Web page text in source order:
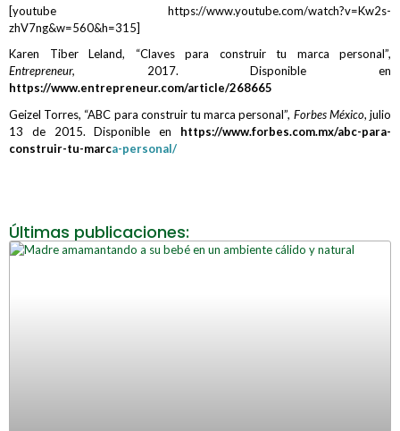
[youtube https://www.youtube.com/watch?v=Kw2s-
zhV7ng&w=560&h=315]
Karen Tiber Leland, “Claves para construir tu marca personal”,
Entrepreneur, 2017. Disponible en
https://www.entrepreneur.com/article/268665
Geizel Torres, “ABC para construir tu marca personal”, Forbes México, julio
13 de 2015. Disponible en https://www.forbes.com.mx/abc-para-
construir-tu-marca-personal/
Últimas publicaciones: